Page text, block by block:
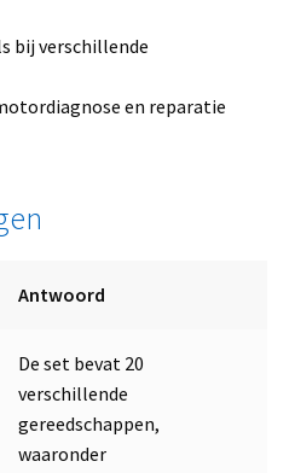
bij verschillende
en reparatie
Antwoord
De set bevat 20
verschillende
gereedschappen,
waaronder